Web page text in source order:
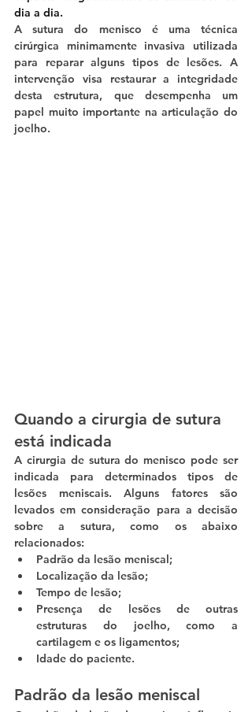
dia a dia.
A sutura do menisco é uma técnica
cirúrgica minimamente invasiva utilizada
para reparar alguns tipos de lesões. A
intervenção visa restaurar a integridade
desta estrutura, que desempenha um
papel muito importante na articulação do
joelho.
Quando a cirurgia de sutura
está indicada
A cirurgia de sutura do menisco pode ser
indicada para determinados tipos de
lesões meniscais. Alguns fatores são
levados em consideração para a decisão
sobre a sutura, como os abaixo
relacionados:
Padrão da lesão meniscal;
Localização da lesão;
Tempo de lesão;
Presença de lesões de outras
estruturas do joelho, como a
cartilagem e os ligamentos;
Idade do paciente.
Padrão da lesão meniscal